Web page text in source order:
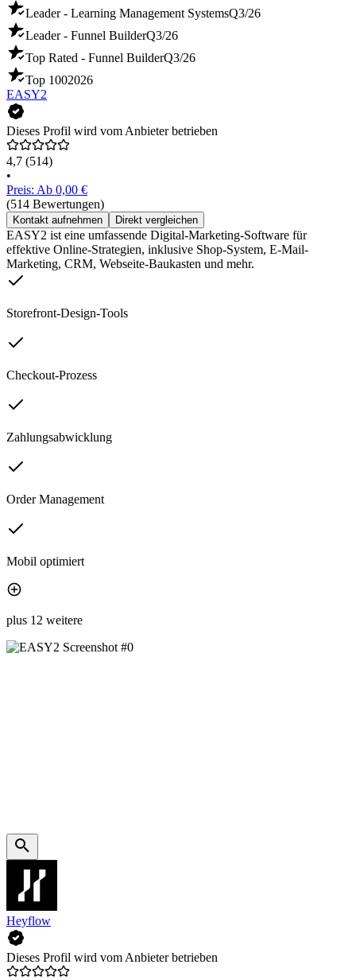
Leader - Learning Management SystemsQ3/26
Leader - Funnel BuilderQ3/26
Top Rated - Funnel BuilderQ3/26
Top 1002026
EASY2
Dieses Profil wird vom Anbieter betrieben
4,7 (514)
•
Preis: Ab 0,00 €
(514 Bewertungen)
Kontakt aufnehmen Direkt vergleichen
EASY2 ist eine umfassende Digital-Marketing-Software für
effektive Online-Strategien, inklusive Shop-System, E-Mail-
Marketing, CRM, Webseite-Baukasten und mehr.
Storefront-Design-Tools
Checkout-Prozess
Zahlungsabwicklung
Order Management
Mobil optimiert
plus 12 weitere
Heyflow
Dieses Profil wird vom Anbieter betrieben